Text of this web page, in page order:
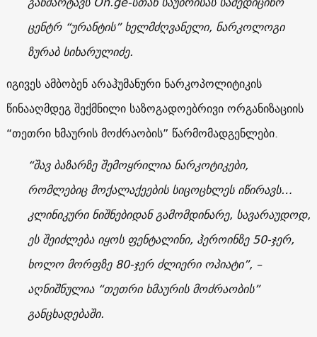
ცენტრ “ურანტის” ხელმძღვანელი, ნარკოლოგი
ზურაბ სიხარულიძე.
იგივეს ამბობენ არაჰუმანური ნარკოპოლიტიკის
წინააღმდეგ შექმნილი საზოგადოებრივი ორგანიზაციის
“თეთრი ხმაურის მოძრაობის” წარმომადგენლები.
“შავ ბაზარზე შემოყრილია ნარკოტიკები,
რომლებიც მოქალაქეების სიცოცხლეს იწირავს…
კლინიკური ნიშნებიდან გამომდინარე, სავარაუდოდ,
ეს შეიძლება იყოს ფენტალინი, ჰეროინზე 50-ჯერ,
ხოლო მორფზე 80-ჯერ ძლიერი ოპიატი”, –
აღნიშნულია “თეთრი ხმაურის მოძრაობის”
განცხადებაში.